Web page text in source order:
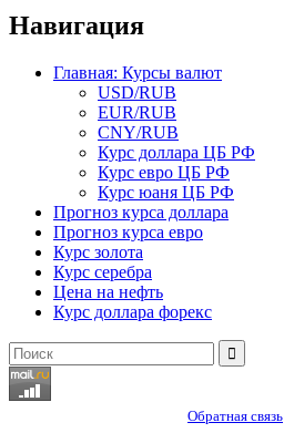
Навигация
Главная: Курсы валют
USD/RUB
EUR/RUB
CNY/RUB
Курс доллара ЦБ РФ
Курс евро ЦБ РФ
Курс юаня ЦБ РФ
Прогноз курса доллара
Прогноз курса евро
Курс золота
Курс серебра
Цена на нефть
Курс доллара форекс
Найти:
Обратная связь